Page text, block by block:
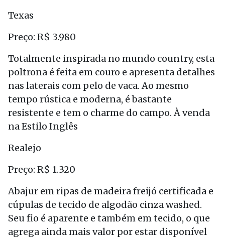
Texas
Preço: R$ 3.980
Totalmente inspirada no mundo country, esta
poltrona é feita em couro e apresenta detalhes
nas laterais com pelo de vaca. Ao mesmo
tempo rústica e moderna, é bastante
resistente e tem o charme do campo. À venda
na Estilo Inglês
Realejo
Preço: R$ 1.320
Abajur em ripas de madeira freijó certificada e
cúpulas de tecido de algodão cinza washed.
Seu fio é aparente e também em tecido, o que
agrega ainda mais valor por estar disponível